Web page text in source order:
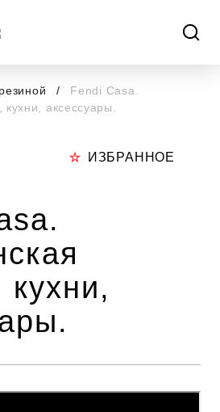
Fendi Casa.
аксессуары.
ИЗБРАННОЕ